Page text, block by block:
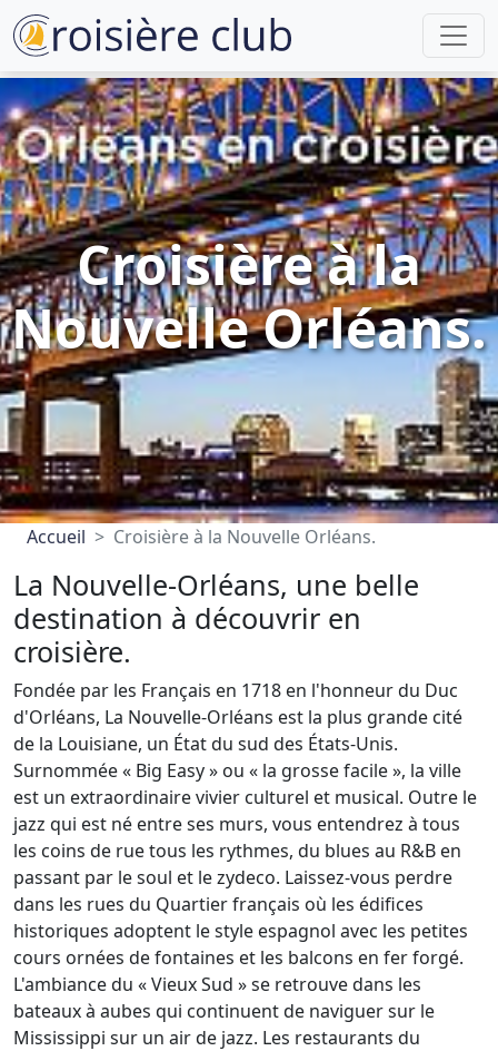
Croisière à la
Nouvelle Orléans.
Accueil Croisière à la Nouvelle Orléans.
La Nouvelle-Orléans, une belle
destination à découvrir en
croisière.
Fondée par les Français en 1718 en l'honneur du Duc
d'Orléans, La Nouvelle-Orléans est la plus grande cité
de la Louisiane, un État du sud des États-Unis.
Surnommée « Big Easy » ou « la grosse facile », la ville
est un extraordinaire vivier culturel et musical. Outre le
jazz qui est né entre ses murs, vous entendrez à tous
les coins de rue tous les rythmes, du blues au R&B en
passant par le soul et le zydeco. Laissez-vous perdre
dans les rues du Quartier français où les édifices
historiques adoptent le style espagnol avec les petites
cours ornées de fontaines et les balcons en fer forgé.
L'ambiance du « Vieux Sud » se retrouve dans les
bateaux à aubes qui continuent de naviguer sur le
Mississippi sur un air de jazz. Les restaurants du